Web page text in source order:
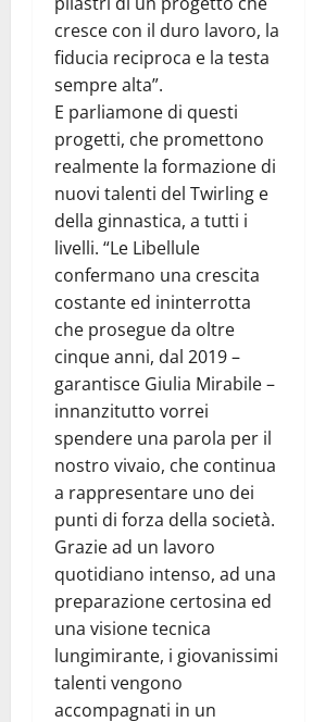
cresce con il duro lavoro, la
fiducia reciproca e la testa
sempre alta”.
E parliamone di questi
progetti, che promettono
realmente la formazione di
nuovi talenti del Twirling e
della ginnastica, a tutti i
livelli. “Le Libellule
confermano una crescita
costante ed ininterrotta
che prosegue da oltre
cinque anni, dal 2019 –
garantisce Giulia Mirabile –
innanzitutto vorrei
spendere una parola per il
nostro vivaio, che continua
a rappresentare uno dei
punti di forza della società.
Grazie ad un lavoro
quotidiano intenso, ad una
preparazione certosina ed
una visione tecnica
lungimirante, i giovanissimi
talenti vengono
accompagnati in un